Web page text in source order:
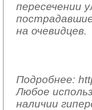
пересечении
на очевидцев.
Подробнее:
Любое
наличии